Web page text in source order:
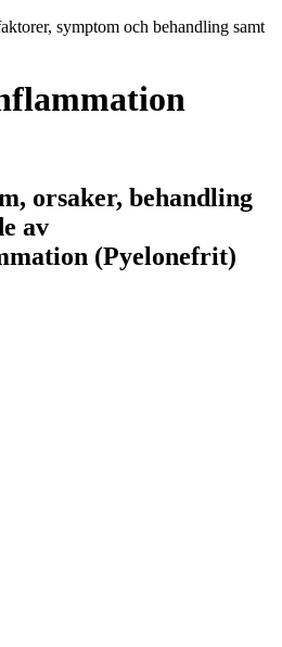
symptom och behandling samt
orsaker, behandling
av
(Pyelonefrit)